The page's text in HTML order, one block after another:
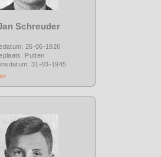
Schreuder
26-06-1926
Putten
31-03-1945